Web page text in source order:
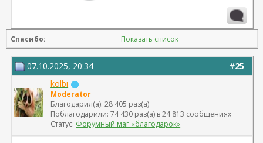
Спасибо: Показать список
#25
07.10.2025, 20:34
kolbi
Moderator
Благодарил(а): 28 405 раз(а)
Поблагодарили: 74 430 раз(а) в 24 813 сообщениях
Статус: Форумный маг «благодарок»